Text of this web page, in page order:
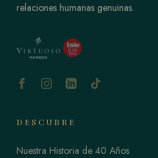
relaciones humanas genuinas.
DESCUBRE
Nuestra Historia de 40 Años